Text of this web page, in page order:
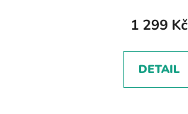
1 299 Kč
DETAIL